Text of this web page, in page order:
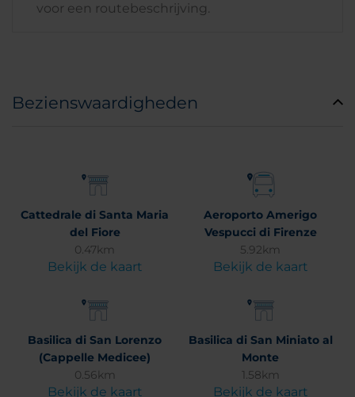
voor een routebeschrijving.
Bezienswaardigheden
Cattedrale di Santa Maria
del Fiore
0.47km
Bekijk de kaart
Aeroporto Amerigo
Vespucci di Firenze
5.92km
Bekijk de kaart
Basilica di San Lorenzo
(Cappelle Medicee)
0.56km
Bekijk de kaart
Basilica di San Miniato al
Monte
1.58km
Bekijk de kaart